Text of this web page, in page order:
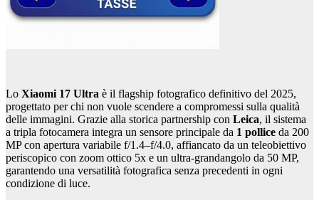
Lo Xiaomi 17 Ultra è il flagship fotografico definitivo del 2025,
progettato per chi non vuole scendere a compromessi sulla qualità
delle immagini. Grazie alla storica partnership con Leica, il sistema
a tripla fotocamera integra un sensore principale da 1 pollice da 200
MP con apertura variabile f/1.4–f/4.0, affiancato da un teleobiettivo
periscopico con zoom ottico 5x e un ultra-grandangolo da 50 MP,
garantendo una versatilità fotografica senza precedenti in ogni
condizione di luce.